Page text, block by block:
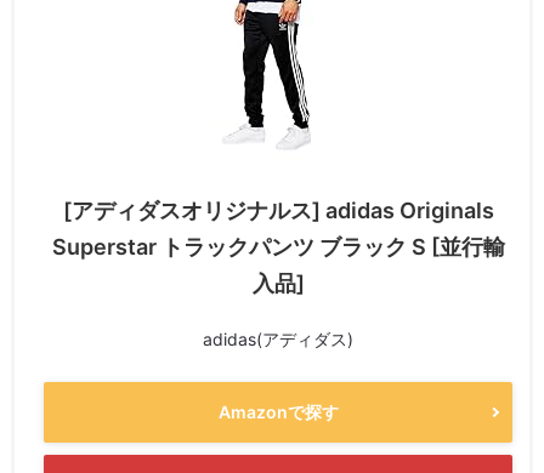
[アディダスオリジナルス] adidas Originals
Superstar トラックパンツ ブラック S [並行輸
入品]
adidas(アディダス)
Amazonで探す